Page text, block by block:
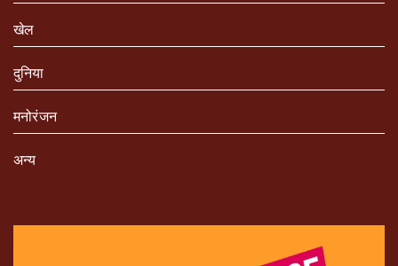
खेल
दुनिया
मनोरंजन
अन्य